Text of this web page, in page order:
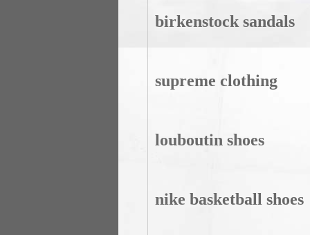
birkenstock sandals
supreme clothing
louboutin shoes
nike basketball shoes